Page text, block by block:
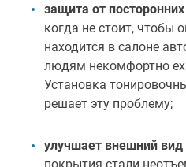
защита от посторонних
когда не стоит, чтобы
находится в салоне
людям некомфортно
Установка
решает эту проблему;
улучшает внешний